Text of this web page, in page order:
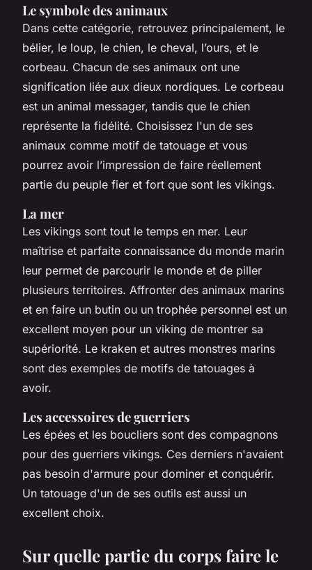
Le symbole des animaux
Dans cette catégorie, retrouvez principalement, le
bélier, le loup, le chien, le cheval, l’ours, et le
corbeau. Chacun de ses animaux ont une
signification liée aux dieux nordiques. Le corbeau
est un animal messager, tandis que le chien
représente la fidélité. Choisissez l'un de ses
animaux comme motif de tatouage et vous
pourrez avoir l’impression de faire réellement
partie du peuple fier et fort que sont les vikings.
La mer
Les vikings sont tout le temps en mer. Leur
maîtrise et parfaite connaissance du monde marin
leur permet de parcourir le monde et de piller
plusieurs territoires. Affronter des animaux marins
et en faire un butin ou un trophée personnel est un
excellent moyen pour un viking de montrer sa
supériorité. Le kraken et autres monstres marins
sont des exemples de motifs de tatouages à
avoir.
Les accessoires de guerriers
Les épées et les boucliers sont des compagnons
pour des guerriers vikings. Ces derniers n'avaient
pas besoin d'armure pour dominer et conquérir.
Un tatouage d'un de ses outils est aussi un
excellent choix.
Sur quelle partie du corps faire le